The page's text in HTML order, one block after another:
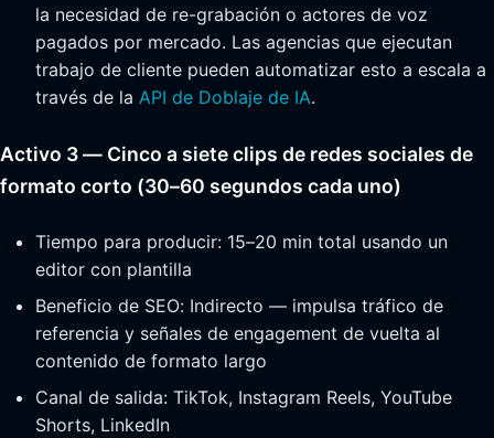
la necesidad de re-grabación o actores de voz
pagados por mercado. Las agencias que ejecutan
trabajo de cliente pueden automatizar esto a escala a
través de la API de Doblaje de IA.
Activo 3 — Cinco a siete clips de redes sociales de
formato corto (30–60 segundos cada uno)
Tiempo para producir: 15–20 min total usando un
editor con plantilla
Beneficio de SEO: Indirecto — impulsa tráfico de
referencia y señales de engagement de vuelta al
contenido de formato largo
Canal de salida: TikTok, Instagram Reels, YouTube
Shorts, LinkedIn